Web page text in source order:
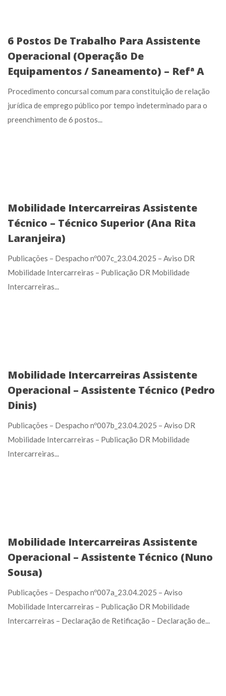
6 Postos De Trabalho Para Assistente
Operacional (Operação De
Equipamentos / Saneamento) – Refª A
Procedimento concursal comum para constituição de relação
jurídica de emprego público por tempo indeterminado para o
preenchimento de 6 postos...
Mobilidade Intercarreiras Assistente
Técnico – Técnico Superior (Ana Rita
Laranjeira)
Publicações – Despacho nº007c_23.04.2025 – Aviso DR
Mobilidade Intercarreiras – Publicação DR Mobilidade
Intercarreiras...
Mobilidade Intercarreiras Assistente
Operacional – Assistente Técnico (Pedro
Dinis)
Publicações – Despacho nº007b_23.04.2025 – Aviso DR
Mobilidade Intercarreiras – Publicação DR Mobilidade
Intercarreiras...
Mobilidade Intercarreiras Assistente
Operacional – Assistente Técnico (Nuno
Sousa)
Publicações – Despacho nº007a_23.04.2025 – Aviso
Mobilidade Intercarreiras – Publicação DR Mobilidade
Intercarreiras – Declaração de Retificação – Declaração de...